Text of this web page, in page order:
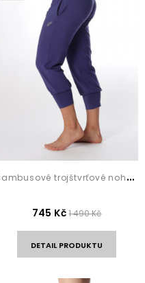
B
ambusové trojštvrťové nohavice na jógu Nisha...
745 Kč 1 490 Kč
DETAIL PRODUKTU